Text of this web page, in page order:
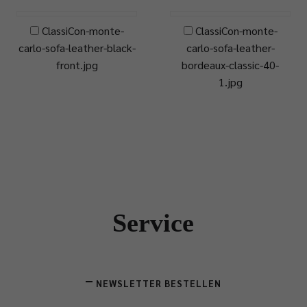
ClassiCon-monte-
carlo-sofa-leather-black-
front.jpg
ClassiCon-monte-
carlo-sofa-leather-
bordeaux-classic-40-
1.jpg
Service
NEWSLETTER BESTELLEN